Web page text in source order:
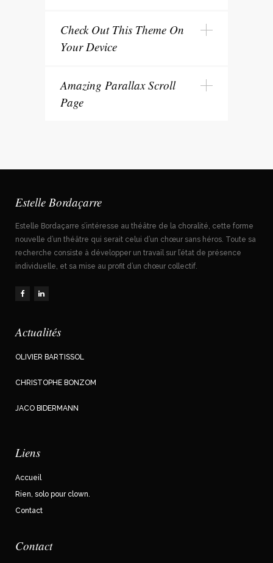
Check Out This Theme On
Your Device
Amazing Parallax Scroll
Page
Estelle Bordaçarre
Estelle Bordaçarre s’intéresse au théâtre de la choralité, cette forme
nouvelle d’un théâtre qui serait celui d’un chœur sans héros. Toute sa
recherche consiste à développer un travail sur l’état de présence
individuelle, et sa mise au profit d’un chœur collectif.
Actualités
OLIVIER BARTISSOL
CHRISTOPHE BONZOM
JACO BIDERMANN
Liens
Accueil
Rien, solo pour clown.
Contact
Contact